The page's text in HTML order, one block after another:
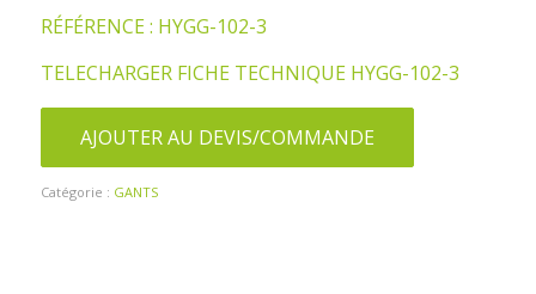
RÉFÉRENCE : HYGG-102-3
TELECHARGER FICHE TECHNIQUE HYGG-102-3
AJOUTER AU DEVIS/COMMANDE
Catégorie : GANTS